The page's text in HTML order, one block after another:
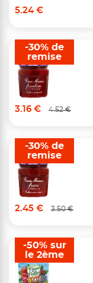
5.24 €
3.16 € 4.52 €
-30% de
remise
2.45 € 3.50 €
-30% de
remise
-50% sur
le 2ème